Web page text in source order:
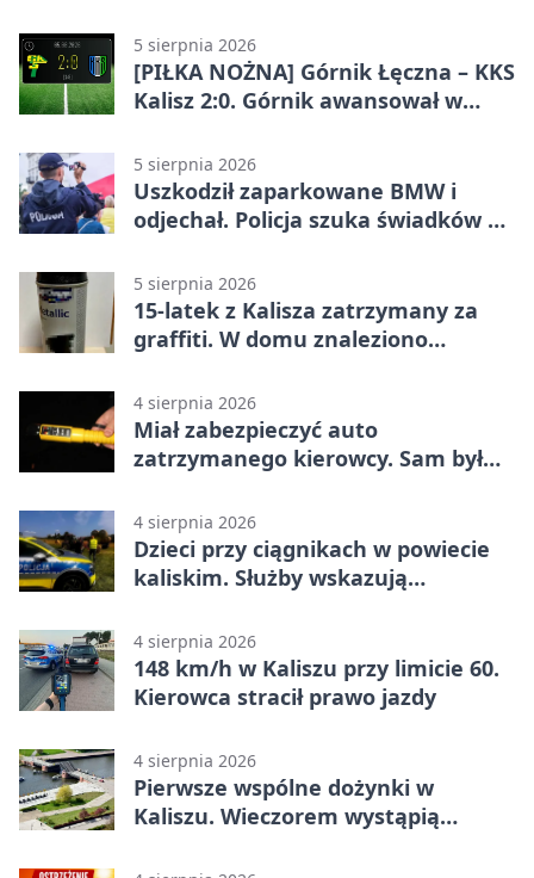
5 sierpnia 2026
[PIŁKA NOŻNA] Górnik Łęczna – KKS
Kalisz 2:0. Górnik awansował w
5 sierpnia 2026
Uszkodził zaparkowane BMW i
odjechał. Policja szuka świadków w
5 sierpnia 2026
15-latek z Kalisza zatrzymany za
graffiti. W domu znaleziono
4 sierpnia 2026
Miał zabezpieczyć auto
zatrzymanego kierowcy. Sam był
4 sierpnia 2026
Dzieci przy ciągnikach w powiecie
kaliskim. Służby wskazują
4 sierpnia 2026
148 km/h w Kaliszu przy limicie 60.
Kierowca stracił prawo jazdy
4 sierpnia 2026
Pierwsze wspólne dożynki w
Kaliszu. Wieczorem wystąpią